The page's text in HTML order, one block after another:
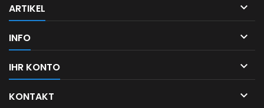
ARTIKEL 
INFO 
IHR KONTO 
KONTAKT 